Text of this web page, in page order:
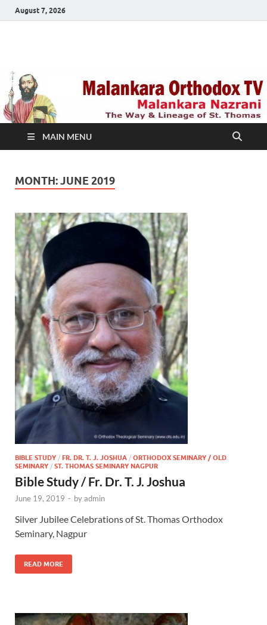
August 7, 2026
TV
MAIN MENU
MONTH:JUNE 2019
BIBLE STUDY / FR. DR. T. J. JOSHUA / ORTHODOX SEMINARY / OLD
SEMINARY / ST. THOMAS SEMINARY NAGPUR
Bible Study / Fr. Dr. T. J. Joshua
June 19, 2019 - byadmin
Silver Jubilee Celebrations of St. Thomas Orthodox
Seminary, Nagpur
READ MORE